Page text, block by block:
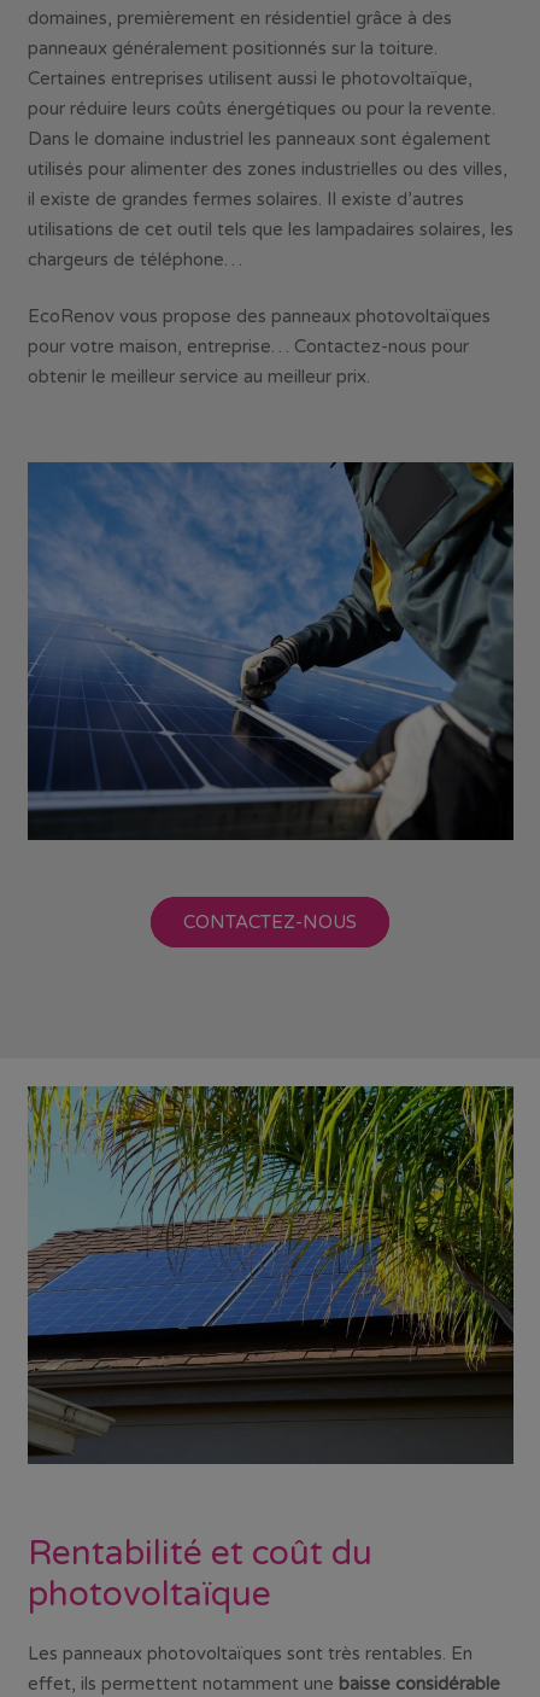
domaines, premièrement en résidentiel grâce à des
panneaux généralement positionnés sur la toiture.
Certaines entreprises utilisent aussi le photovoltaïque,
pour réduire leurs coûts énergétiques ou pour la revente.
Dans le domaine industriel les panneaux sont également
utilisés pour alimenter des zones industrielles ou des villes,
il existe de grandes fermes solaires. Il existe d’autres
utilisations de cet outil tels que les lampadaires solaires, les
chargeurs de téléphone…
EcoRenov vous propose des panneaux photovoltaïques
pour votre maison, entreprise… Contactez-nous pour
obtenir le meilleur service au meilleur prix.
CONTACTEZ-NOUS
Rentabilité et coût du
photovoltaïque
Les panneaux photovoltaïques sont très rentables. En
effet, ils permettent notamment une baisse considérable